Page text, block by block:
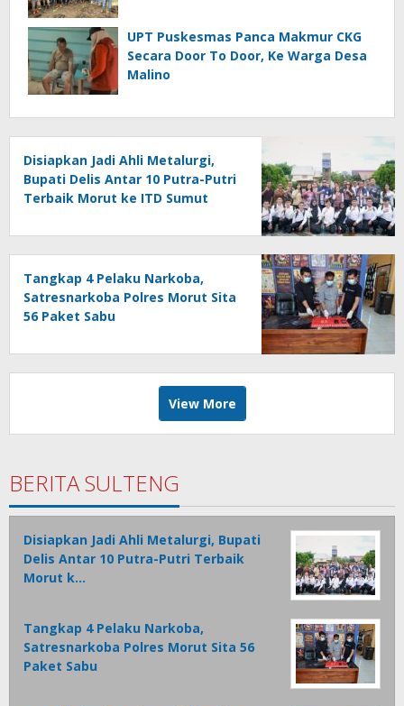
UPT Puskesmas Panca Makmur CKG
Secara Door To Door, Ke Warga Desa
Malino
Disiapkan Jadi Ahli Metalurgi,
Bupati Delis Antar 10 Putra-Putri
Terbaik Morut ke ITD Sumut
Tangkap 4 Pelaku Narkoba,
Satresnarkoba Polres Morut Sita
56 Paket Sabu
View More
BERITA SULTENG
Disiapkan Jadi Ahli Metalurgi, Bupati
Delis Antar 10 Putra-Putri Terbaik
Morut k…
Tangkap 4 Pelaku Narkoba,
Satresnarkoba Polres Morut Sita 56
Paket Sabu